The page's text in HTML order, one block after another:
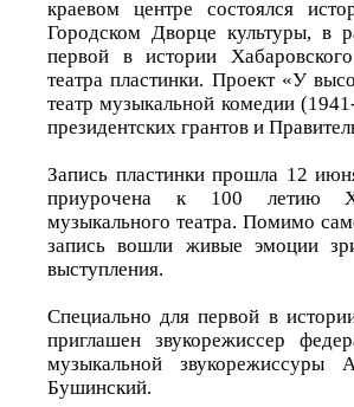
краевом центре состоялся
Городском Дворце культуры, в
первой в истории
театра пластинки. Проект «У
театр музыкальной комедии
президентских грантов и
Запись пластинки прошла 12
приурочена к 100 летию
музыкального театра. Помимо
запись вошли живые эмоции
выступления.
Специально для первой в
приглашен звукорежиссер
музыкальной
Бушинский.